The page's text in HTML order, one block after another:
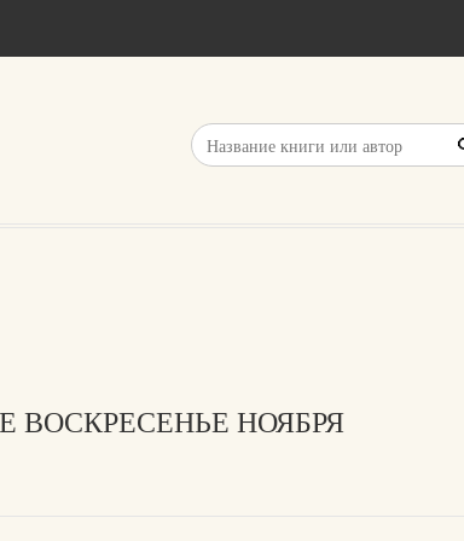
ВОСКРЕСЕНЬЕ НОЯБРЯ